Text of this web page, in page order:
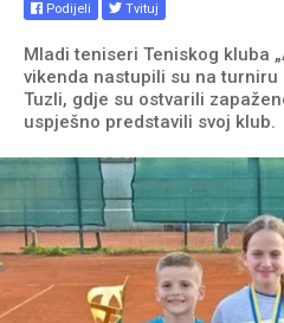
Podijeli Tvituj
Mladi teniseri Teniskog kluba
vikenda nastupili su na
Tuzli, gdje su ostvarili
uspješno predstavili svoj klub.